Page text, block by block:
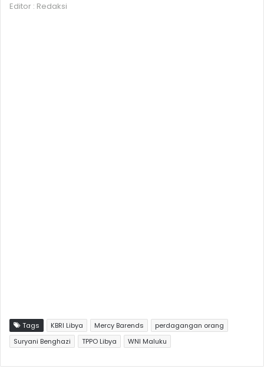
Editor : Redaksi
Tags KBRI Libya Mercy Barends
perdagangan orang
Suryani Benghazi
TPPO Libya WNI Maluku